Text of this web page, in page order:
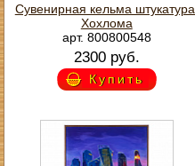
Сувенирная кельма штукатура.
Хохлома
арт. 800800548
2300 руб.
Купить